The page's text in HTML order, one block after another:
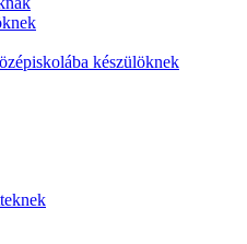
készülöknek